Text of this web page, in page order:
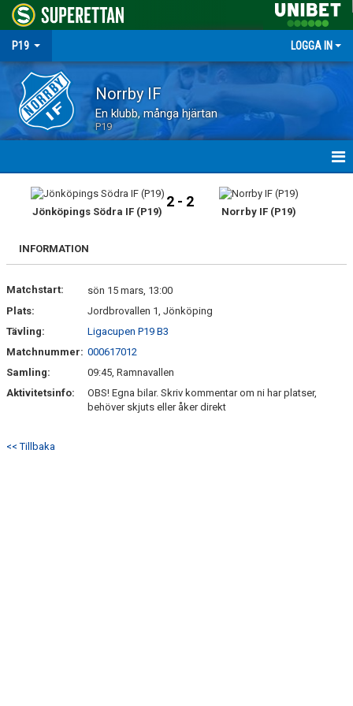
P19 LOGGA IN
Norrby IF
En klubb, många hjärtan
P19
MATCHER
TRUPPEN
BILDER
TABELL P19
Jönköpings Södra IF (P19)
2 - 2
Norrby IF (P19)
INFORMATION
Matchstart:
sön 15 mars, 13:00
Plats:
Jordbrovallen 1, Jönköping
Tävling:
Ligacupen P19 B3
Matchnummer: 000617012
Samling:
09:45, Ramnavallen
Aktivitetsinfo:
OBS! Egna bilar. Skriv kommentar om ni har platser,
behöver skjuts eller åker direkt
<< Tillbaka